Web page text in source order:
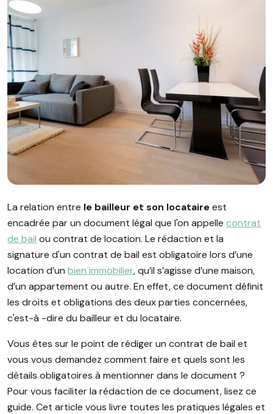
La relation entre le bailleur et son locataireest
encadrée par un document légal que l'on appelle contrat
de bail ou contrat de location. Le rédaction et la
signature d'un contrat de bail est obligatoire lors d’une
location d’un bien immobilier, qu’il s’agisse d’une maison,
d’un appartement ou autre. En effet, ce document définit
les droits et obligations des deux parties concernées,
c'est-à -dire du bailleur et du locataire.
Vous êtes sur le point de rédiger un contrat de bail et
vous vous demandez comment faire et quels sont les
détails obligatoires à mentionner dans le document ?
Pour vous faciliter la rédaction de ce document, lisez ce
guide. Cet article vous livre toutes les pratiques légales et